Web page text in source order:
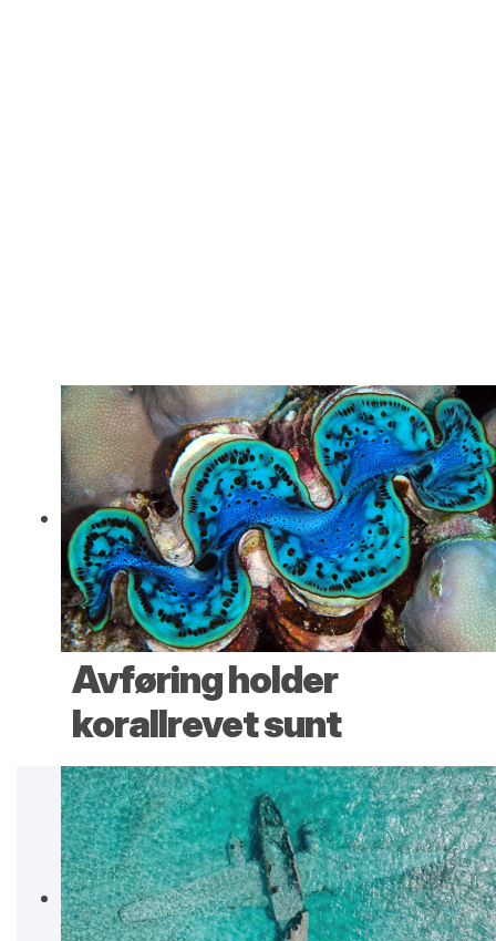
Avføring holder
korallrevet sunt